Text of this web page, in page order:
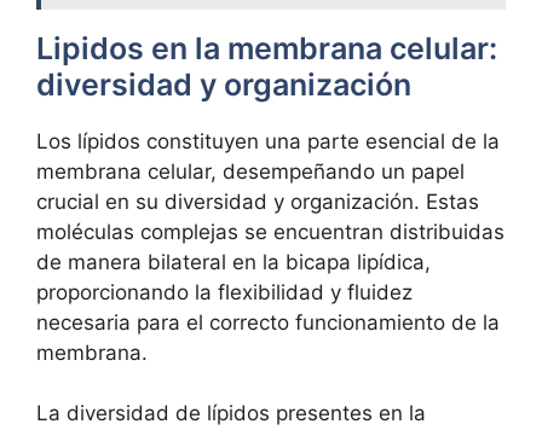
Lipidos ‍en la membrana celular:
diversidad ⁤y organización
Los lípidos constituyen una parte⁢ esencial de la⁤
membrana celular, desempeñando un‍ papel
crucial en su⁣ diversidad y organización.⁤ Estas
moléculas complejas se‌ encuentran distribuidas
de ⁣manera bilateral en la bicapa‌ lipídica,
proporcionando la flexibilidad y fluidez
necesaria para ‌el‌ correcto funcionamiento de la
membrana.
La ⁤diversidad ⁢de lípidos presentes ‌en ‌la